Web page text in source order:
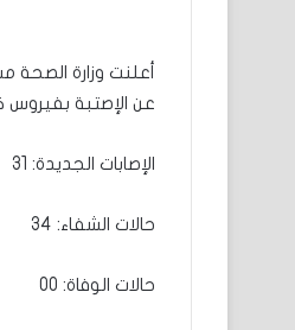
أعلنت وزارة
عن الإصتبة بفيروس
الإصابات الجديدة: 31
حالات الشفاء: 34
حالات الوفاة: 00